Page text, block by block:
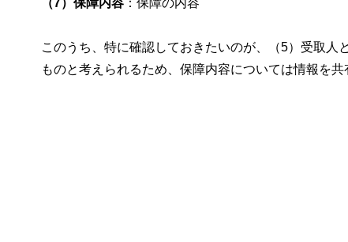
（7）保障内容 ：保障の内容
このうち、特に確認しておきたいのが、（5）受取人
ものと考えられるため、保障内容については情報を